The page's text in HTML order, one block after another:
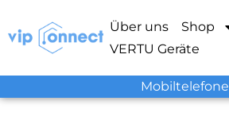
Über uns Shop
VERTU Geräte
Mobiltelefone